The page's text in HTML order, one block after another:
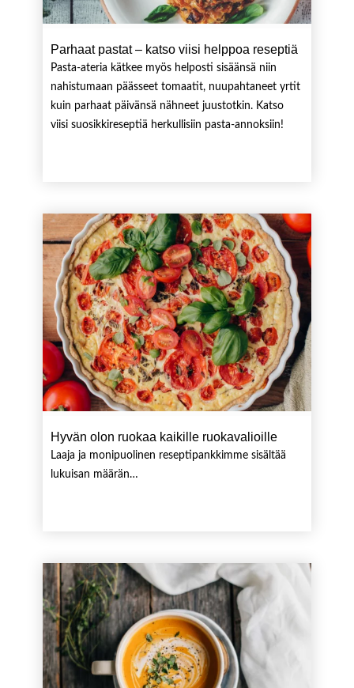
Parhaat pastat – katso viisi helppoa reseptiä
Pasta-ateria kätkee myös helposti sisäänsä niin
nahistumaan päässeet tomaatit, nuupahtaneet yrtit
kuin parhaat päivänsä nähneet juustotkin. Katso
viisi suosikkireseptiä herkullisiin pasta-annoksiin!
Hyvän olon ruokaa kaikille ruokavalioille
Laaja ja monipuolinen reseptipankkimme sisältää
lukuisan määrän…